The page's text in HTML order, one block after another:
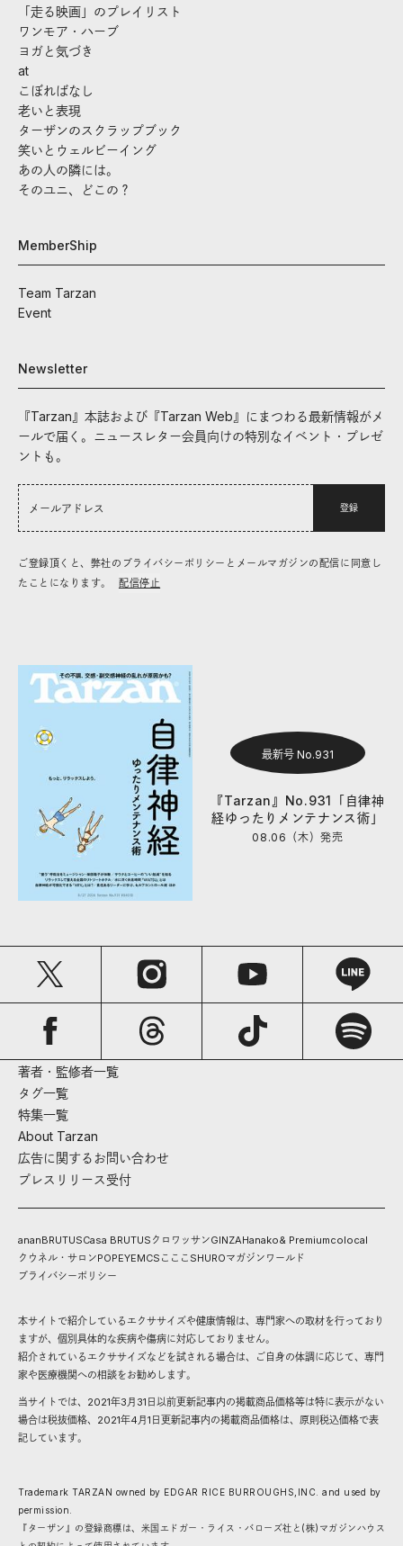
「走る映画」のプレイリスト
ワンモア・ハーブ
ヨガと気づき
at
こぼればなし
老いと表現
ターザンのスクラップブック
笑いとウェルビーイング
あの人の隣には。
そのユニ、どこの？
MemberShip
Team Tarzan
Event
Newsletter
『Tarzan』本誌および『Tarzan Web』にまつわる最新情報がメ
ールで届く。ニュースレター会員向けの特別なイベント・プレゼ
ントも。
登録
ご登録頂くと、弊社のプライバシーポリシーとメールマガジンの配信に同意し
たことになります。
配信停止
最新号 No.931
『Tarzan』No.931「自律神
経ゆったりメンテナンス術」
08.06（木）発売
著者・監修者一覧
タグ一覧
特集一覧
About Tarzan
広告に関するお問い合わせ
プレスリリース受付
ananBRUTUSCasa BRUTUS クロワッサンGINZAHanako& Premiumcolocal
クウネル・サロンPOPEYEMCS こここ SHUROマガジンワールド
プライバシーポリシー
本サイトで紹介しているエクササイズや健康情報は、専門家への取材を行っており
ますが、個別具体的な疾病や傷病に対応しておりません。
紹介されているエクササイズなどを試される場合は、ご自身の体調に応じて、専門
家や医療機関への相談をお勧めします。
当サイトでは、2021年3月31日以前更新記事内の掲載商品価格等は特に表示がない
場合は税抜価格、2021年4月1日更新記事内の掲載商品価格は、原則税込価格で表
記しています。
Trademark TARZAN owned by EDGAR RICE BURROUGHS,INC. and used by
permission.
『ターザン』の登録商標は、米国エドガー・ライス・バローズ社と(株)マガジンハウス